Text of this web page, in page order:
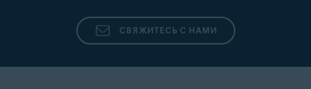
СВЯЖИТЕСЬ С НАМИ